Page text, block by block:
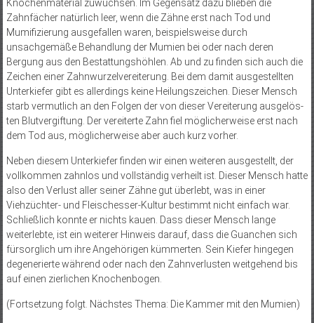
Knochenmaterial zuwuchsen. Im Gegensatz dazu blieben die
Zahnfächer natürlich leer, wenn die Zähne erst nach Tod und
Mumifizierung ausgefallen waren, beispielsweise durch
unsachgemäße Behandlung der Mumien bei oder nach deren
Bergung aus den Bestattungshöhlen. Ab und zu finden sich auch die
Zeichen einer Zahnwurzelvereiterung. Bei dem damit ausgestellten
Unterkiefer gibt es allerdings keine Heilungszeichen. Dieser Mensch
starb vermutlich an den Folgen der von dieser Vereiterung ausgelös­
ten Blutvergiftung. Der vereiterte Zahn fiel möglicherweise erst nach
dem Tod aus, möglicherweise aber auch kurz vorher.
Neben diesem Unterkiefer finden wir einen weiteren ausgestellt, der
vollkommen zahnlos und vollständig verheilt ist. Dieser Mensch hatte
also den Verlust aller seiner Zähne gut überlebt, was in einer
Viehzüchter- und Fleischesser-Kultur bestimmt nicht einfach war.
Schließlich konnte er nichts kauen. Dass dieser Mensch lange
weiterlebte, ist ein weiterer Hinweis darauf, dass die Guanchen sich
fürsorglich um ihre Angehörigen kümmerten. Sein Kiefer hingegen
degenerierte während oder nach den Zahnverlusten weitgehend bis
auf einen zierlichen Knochenbogen.
(Fortsetzung folgt. Nächstes Thema: Die Kammer mit den Mumien)